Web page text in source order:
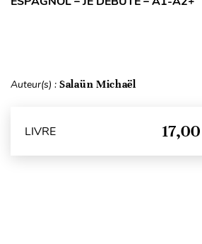
Auteur(s) : Salaün Michaël
LIVRE